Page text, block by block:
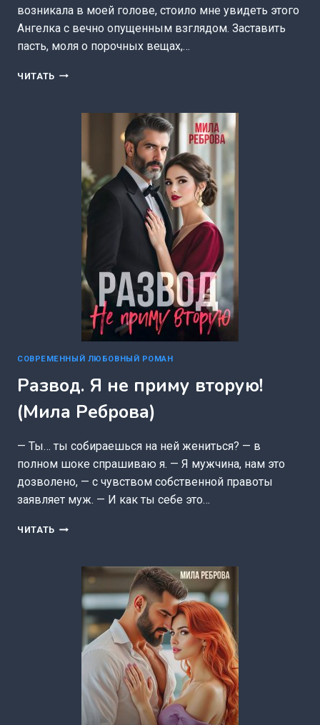
возникала в моей голове, стоило мне увидеть этого
Ангелка с вечно опущенным взглядом. Заставить
пасть, моля о порочных вещах,…
ЧИТАТЬ ЧУЖАЯ
РЕБРОВА)
СОВРЕМЕННЫЙ ЛЮБОВНЫЙ РОМАН
Развод. Я не приму вторую!
(Мила Реброва)
— Ты… ты собираешься на ней жениться? — в
полном шоке спрашиваю я. — Я мужчина, нам это
дозволено, — с чувством собственной правоты
заявляет муж. — И как ты себе это…
ЧИТАТЬ РАЗВОД.
ПРИМУ
ВТОРУЮ!
(МИЛА
РЕБРОВА)